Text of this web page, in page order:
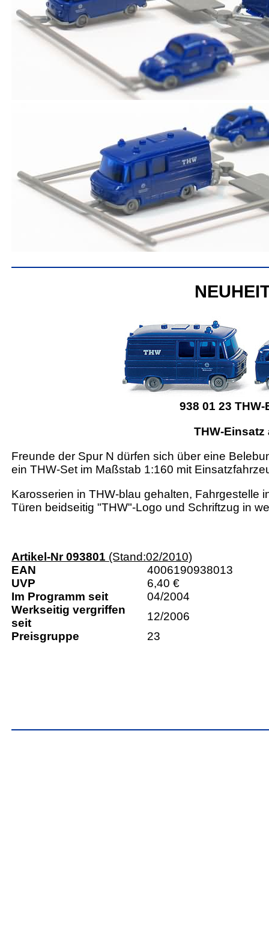
938 01 23
THW-
Freunde der Spur N dürfen sich über eine
ein THW-Set im Maßstab 1:160 mit
Karosserien in THW-blau gehalten, Fahrgestelle
Türen beidseitig "THW"-Logo und Schriftzug in
Artikel-Nr 093801 (Stand:02/2010)
EAN
4006190938013
UVP
6,40 €
Im Programm seit
04/2004
Werkseitig vergriffen
seit
12/2006
Preisgruppe
23